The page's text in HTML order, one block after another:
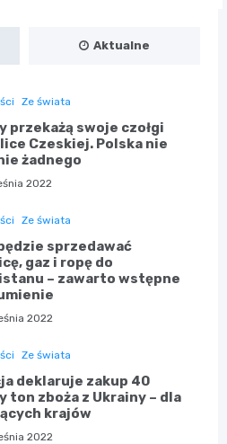
Aktualne
Ze świata
przekażą swoje czołgi
Czeskiej. Polska nie
żadnego
2022
Ze świata
sprzedawać
gaz i ropę do
– zawarto wstępne
2022
Ze świata
deklaruje zakup 40
ton zboża z Ukrainy – dla
krajów
2022